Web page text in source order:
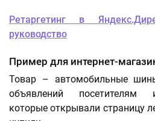
Ретаргетинг в
руководство
Пример для интернет-
Товар – автомобильные
объявлений посетителям
которые открывали страницу